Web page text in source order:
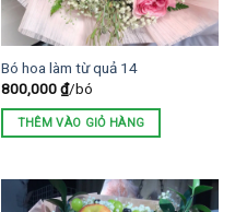
Bó hoa làm từ quả 14
800,000₫/bó
THÊM VÀO GIỎ HÀNG